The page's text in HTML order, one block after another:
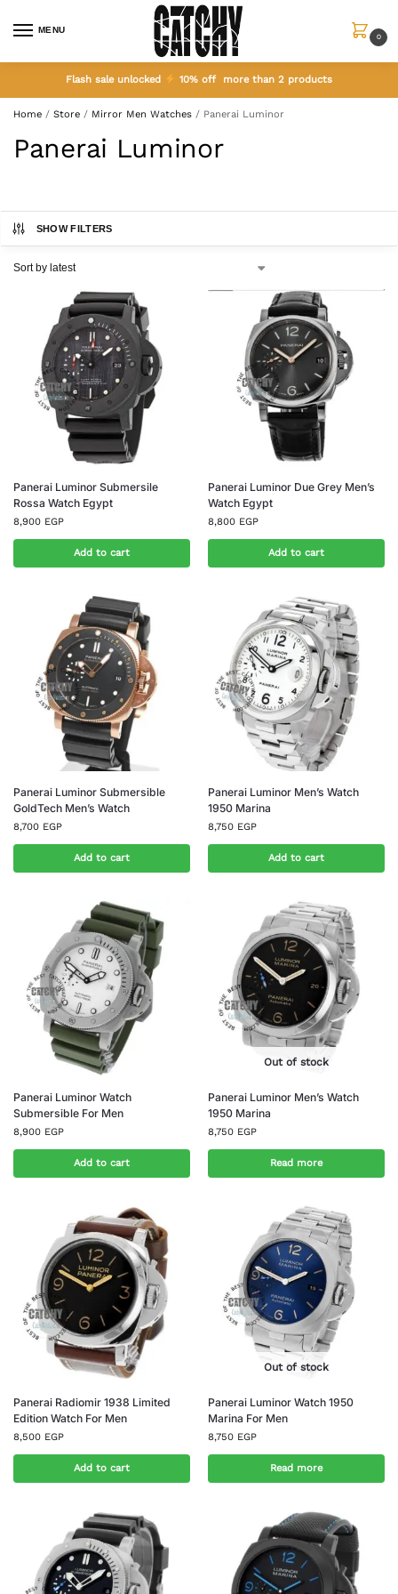
MENU
0
Flash sale unlocked 10% off more than 2 products
Home / Store / Mirror Men Watches / Panerai Luminor
Panerai Luminor
SHOW FILTERS
Panerai Luminor Submersile
Rossa Watch Egypt
8,900 EGP
Add to cart
Panerai Luminor Due Grey Men’s
Watch Egypt
8,800 EGP
Add to cart
Panerai Luminor Submersible
GoldTech Men’s Watch
8,700 EGP
Add to cart
Panerai Luminor Men’s Watch
1950 Marina
8,750 EGP
Add to cart
Panerai Luminor Watch
Submersible For Men
8,900 EGP
Add to cart
Out of stock
Panerai Luminor Men’s Watch
1950 Marina
8,750 EGP
Read more
Panerai Radiomir 1938 Limited
Edition Watch For Men
8,500 EGP
Add to cart
Out of stock
Panerai Luminor Watch 1950
Marina For Men
8,750 EGP
Read more